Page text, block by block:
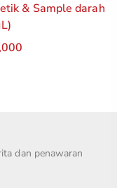
& Sample darah
dan penawaran